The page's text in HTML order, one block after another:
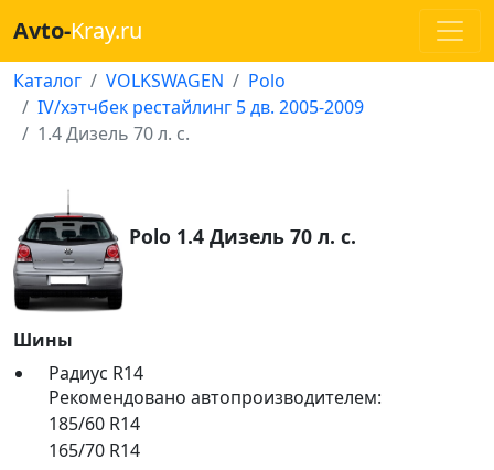
Avto-Kray.ru
Каталог VOLKSWAGEN
Polo
IV/хэтчбек рестайлинг 5 дв. 2005-2009
1.4 Дизель 70 л. с.
Polo 1.4 Дизель 70 л. с.
Шины
Радиус R14
Рекомендовано автопроизводителем:
185/60 R14
165/70 R14